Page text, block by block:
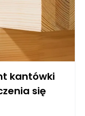
kantówki
się